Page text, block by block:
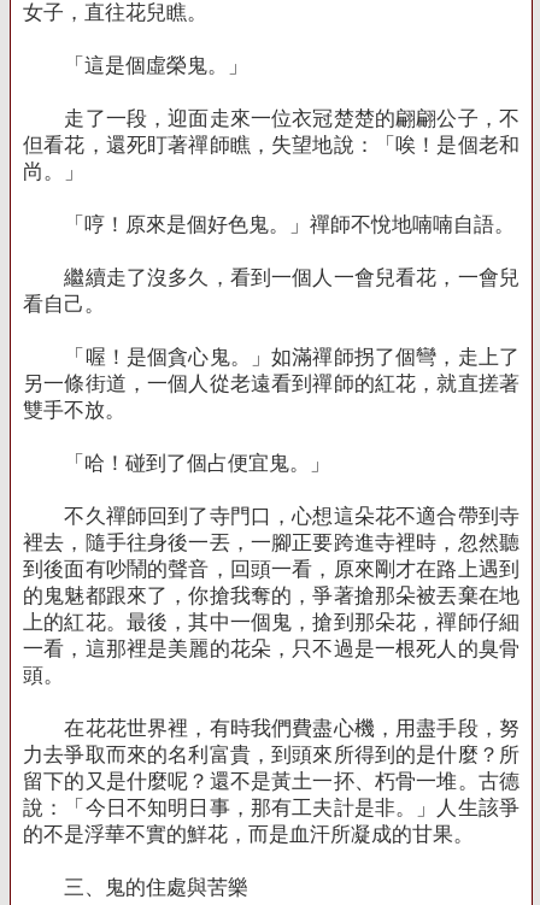
女子，直往花兒瞧。
「這是個虛榮鬼。」
走了一段，迎面走來一位衣冠楚楚的翩翩公子，不
但看花，還死盯著禪師瞧，失望地說：「唉！是個老和
尚。」
「哼！原來是個好色鬼。」禪師不悅地喃喃自語。
繼續走了沒多久，看到一個人一會兒看花，一會兒
看自己。
「喔！是個貪心鬼。」如滿禪師拐了個彎，走上了
另一條街道，一個人從老遠看到禪師的紅花，就直搓著
雙手不放。
「哈！碰到了個占便宜鬼。」
不久禪師回到了寺門口，心想這朵花不適合帶到寺
裡去，隨手往身後一丟，一腳正要跨進寺裡時，忽然聽
到後面有吵鬧的聲音，回頭一看，原來剛才在路上遇到
的鬼魅都跟來了，你搶我奪的，爭著搶那朵被丟棄在地
上的紅花。最後，其中一個鬼，搶到那朵花，禪師仔細
一看，這那裡是美麗的花朵，只不過是一根死人的臭骨
頭。
在花花世界裡，有時我們費盡心機，用盡手段，努
力去爭取而來的名利富貴，到頭來所得到的是什麼？所
留下的又是什麼呢？還不是黃土一抔、朽骨一堆。古德
說：「今日不知明日事，那有工夫計是非。」人生該爭
的不是浮華不實的鮮花，而是血汗所凝成的甘果。
三、鬼的住處與苦樂